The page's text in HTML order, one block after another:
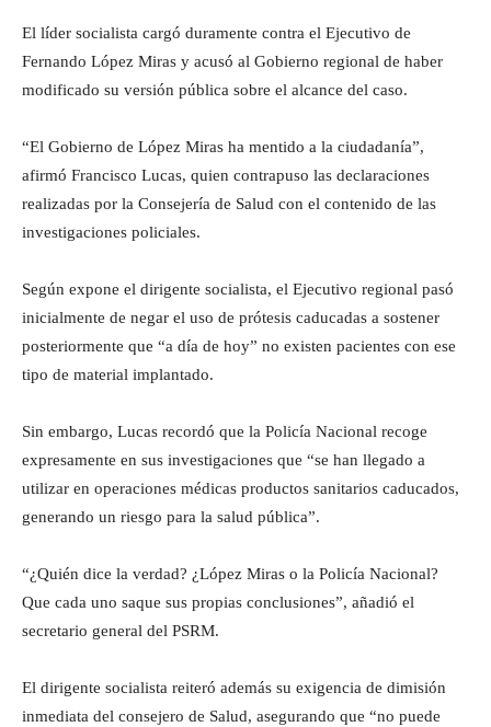
El líder socialista cargó duramente contra el Ejecutivo de
Fernando López Miras y acusó al Gobierno regional de haber
modificado su versión pública sobre el alcance del caso.
“El Gobierno de López Miras ha mentido a la ciudadanía”,
afirmó Francisco Lucas, quien contrapuso las declaraciones
realizadas por la Consejería de Salud con el contenido de las
investigaciones policiales.
Según expone el dirigente socialista, el Ejecutivo regional pasó
inicialmente de negar el uso de prótesis caducadas a sostener
posteriormente que “a día de hoy” no existen pacientes con ese
tipo de material implantado.
Sin embargo, Lucas recordó que la Policía Nacional recoge
expresamente en sus investigaciones que “se han llegado a
utilizar en operaciones médicas productos sanitarios caducados,
generando un riesgo para la salud pública”.
“¿Quién dice la verdad? ¿López Miras o la Policía Nacional?
Que cada uno saque sus propias conclusiones”, añadió el
secretario general del PSRM.
El dirigente socialista reiteró además su exigencia de dimisión
inmediata del consejero de Salud, asegurando que “no puede